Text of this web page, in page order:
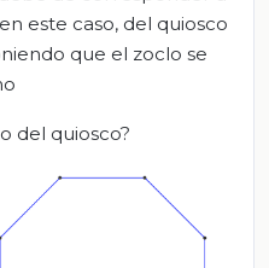
este caso, del quiosco
que el zoclo se
del quiosco?